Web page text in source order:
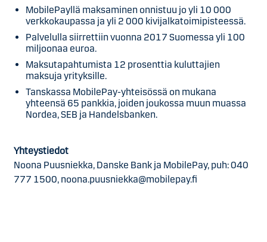
MobilePayllä maksaminen onnistuu jo yli 10 000
verkkokaupassa ja yli 2 000 kivijalkatoimipisteessä.
Palvelulla siirrettiin vuonna 2017 Suomessa yli 100
miljoonaa euroa.
Maksutapahtumista 12 prosenttia kuluttajien
maksuja yrityksille.
Tanskassa MobilePay-yhteisössä on mukana
yhteensä 65 pankkia, joiden joukossa muun muassa
Nordea, SEB ja Handelsbanken.
Yhteystiedot
Noona Puusniekka, Danske Bank ja MobilePay, puh: 040
777 1500, noona.puusniekka@mobilepay.fi